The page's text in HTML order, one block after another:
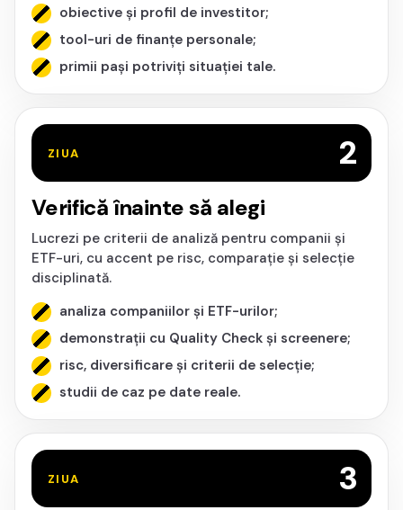
obiective și profil de investitor;
tool-uri de finanțe personale;
primii pași potriviți situației tale.
ZIUA 2
Verifică înainte să alegi
Lucrezi pe criterii de analiză pentru companii și
ETF-uri, cu accent pe risc, comparație și selecție
disciplinată.
analiza companiilor și ETF-urilor;
demonstrații cu Quality Check și screenere;
risc, diversificare și criterii de selecție;
studii de caz pe date reale.
ZIUA 3